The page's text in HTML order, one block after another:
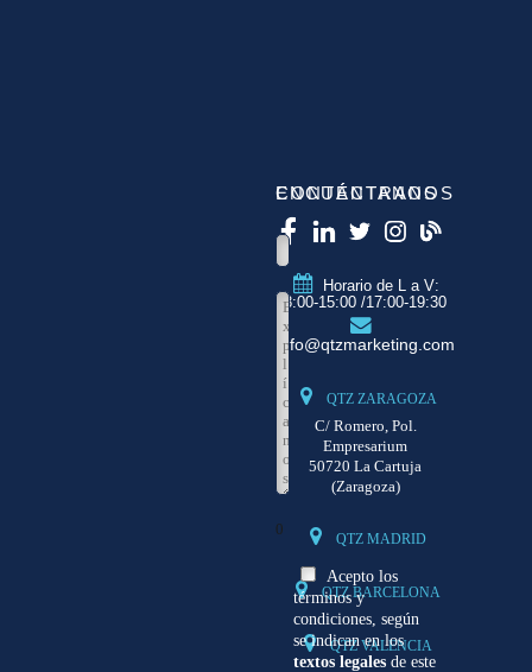
CONTÁCTANOS
0
Acepto los
términos y
condiciones, según
se indican en los
textos legales de este
ENCUÉNTRANOS
Horario de L a V:
8:00-15:00 /17:00-19:30
info@qtzmarketing.com
QTZ ZARAGOZA
C/ Romero, Pol.
Empresarium
50720 La Cartuja
(Zaragoza)
QTZ MADRID
QTZ BARCELONA
QTZ VALENCIA